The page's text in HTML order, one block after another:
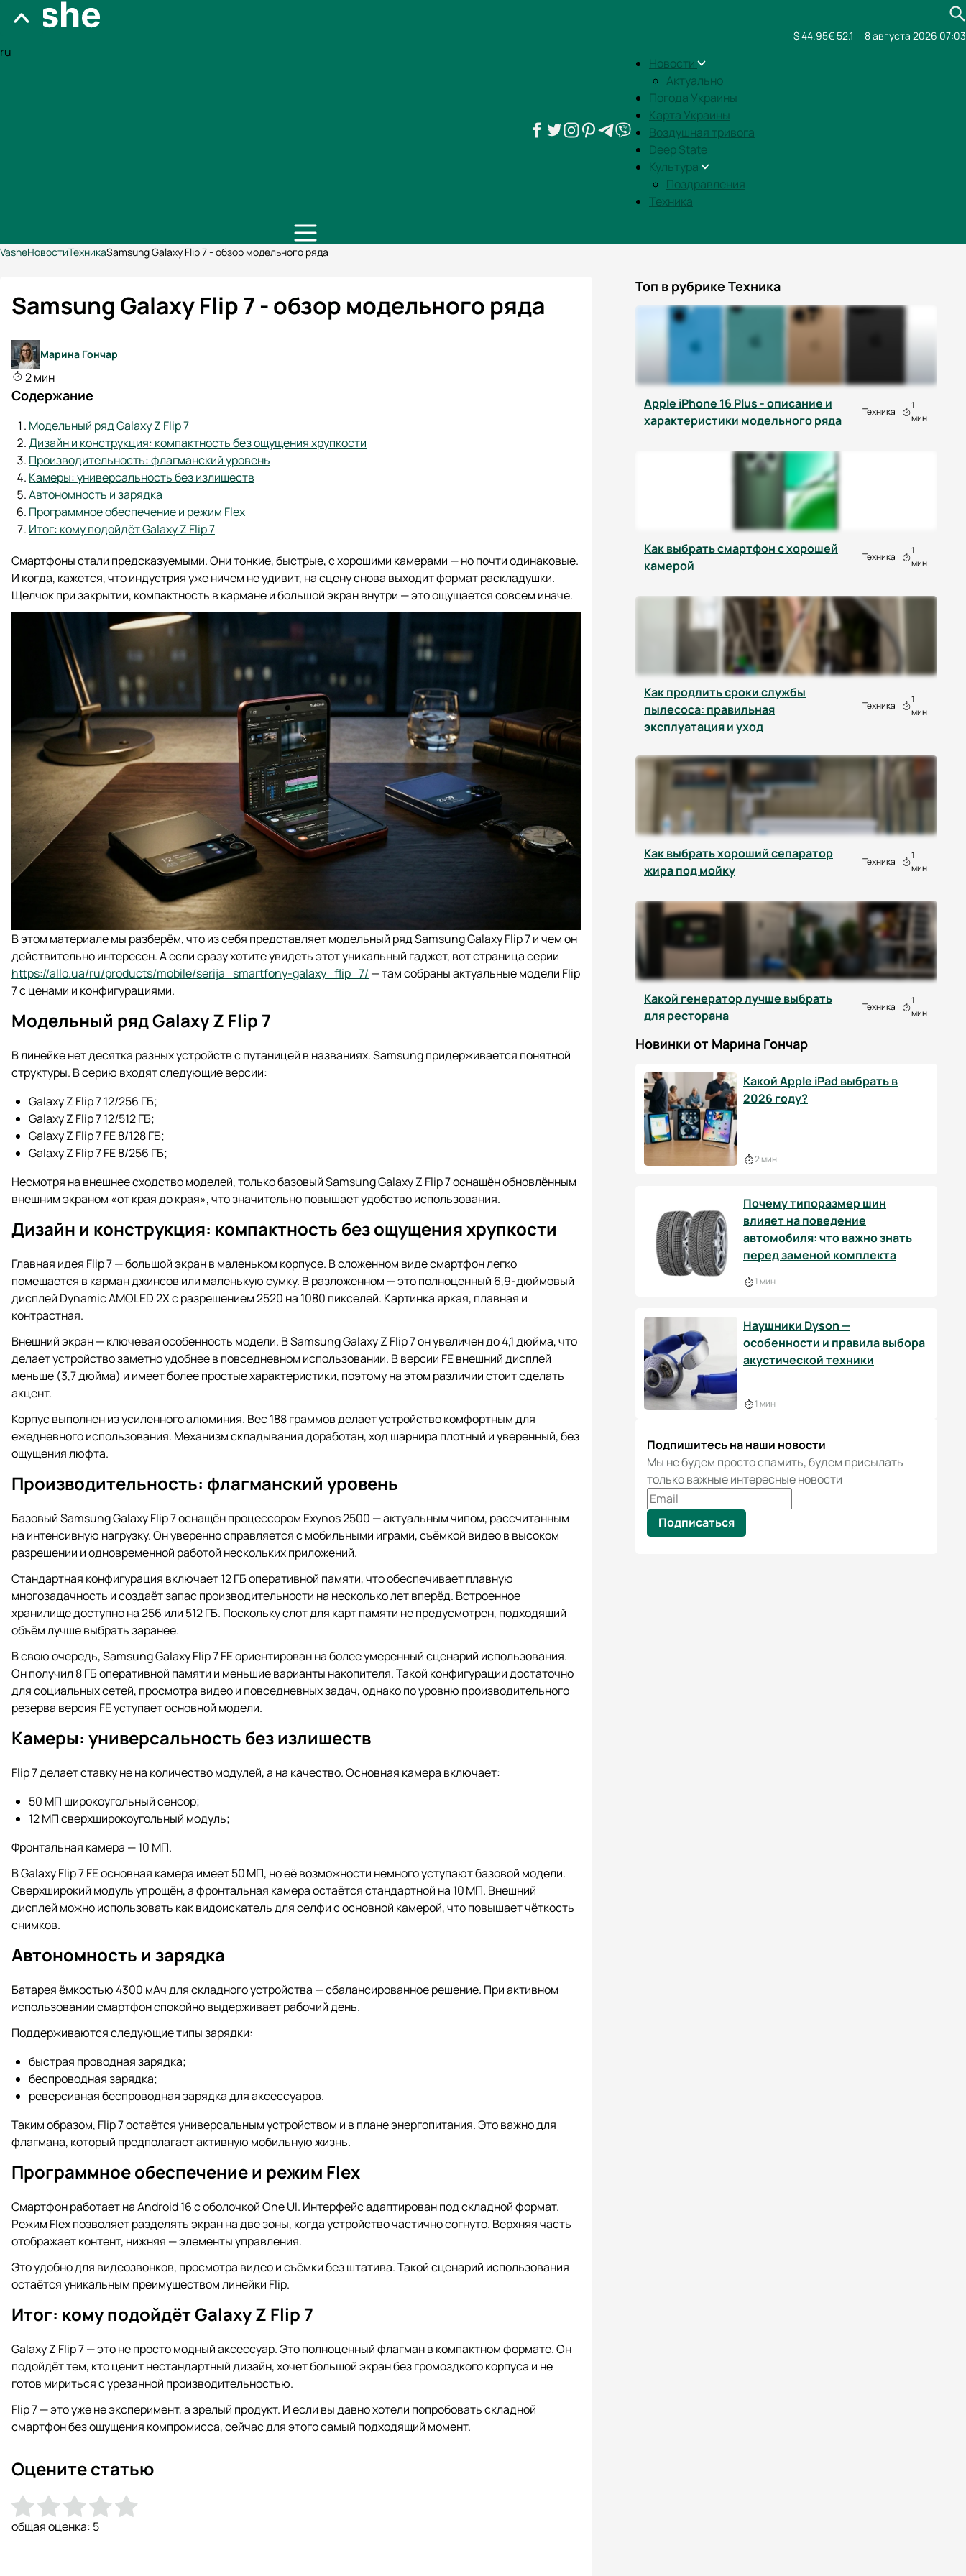
ru
Новости
Актуально
Погода Украины
Карта Украины
Воздушная тривога
Deep State
Культура
Поздравления
Техника
$ 44.95€ 52.1 8 августа 2026 07:03
VasheНовостиТехникаSamsung Galaxy Flip 7 - обзор модельного ряда
Samsung Galaxy Flip 7 - обзор модельного ряда
Марина Гончар
2 мин
Содержание
Модельный ряд Galaxy Z Flip 7
Дизайн и конструкция: компактность без ощущения хрупкости
Производительность: флагманский уровень
Камеры: универсальность без излишеств
Автономность и зарядка
Программное обеспечение и режим Flex
Итог: кому подойдёт Galaxy Z Flip 7
Смартфоны стали предсказуемыми. Они тонкие, быстрые, с хорошими камерами — но почти одинаковые.
И когда, кажется, что индустрия уже ничем не удивит, на сцену снова выходит формат раскладушки.
Щелчок при закрытии, компактность в кармане и большой экран внутри — это ощущается совсем иначе.
В этом материале мы разберём, что из себя представляет модельный ряд Samsung Galaxy Flip 7 и чем он
действительно интересен. А если сразу хотите увидеть этот уникальный гаджет, вот страница серии
https://allo.ua/ru/products/mobile/serija_smartfony-galaxy_flip_7/ — там собраны актуальные модели Flip
7 с ценами и конфигурациями.
Модельный ряд Galaxy Z Flip 7
В линейке нет десятка разных устройств с путаницей в названиях. Samsung придерживается понятной
структуры. В серию входят следующие версии:
Galaxy Z Flip 7 12/256 ГБ;
Galaxy Z Flip 7 12/512 ГБ;
Galaxy Z Flip 7 FE 8/128 ГБ;
Galaxy Z Flip 7 FE 8/256 ГБ;
Несмотря на внешнее сходство моделей, только базовый Samsung Galaxy Z Flip 7 оснащён обновлённым
внешним экраном «от края до края», что значительно повышает удобство использования.
Дизайн и конструкция: компактность без ощущения хрупкости
Главная идея Flip 7 — большой экран в маленьком корпусе. В сложенном виде смартфон легко
помещается в карман джинсов или маленькую сумку. В разложенном — это полноценный 6,9-дюймовый
дисплей Dynamic AMOLED 2X с разрешением 2520 на 1080 пикселей. Картинка яркая, плавная и
контрастная.
Внешний экран — ключевая особенность модели. В Samsung Galaxy Z Flip 7 он увеличен до 4,1 дюйма, что
делает устройство заметно удобнее в повседневном использовании. В версии FE внешний дисплей
меньше (3,7 дюйма) и имеет более простые характеристики, поэтому на этом различии стоит сделать
акцент.
Корпус выполнен из усиленного алюминия. Вес 188 граммов делает устройство комфортным для
ежедневного использования. Механизм складывания доработан, ход шарнира плотный и уверенный, без
ощущения люфта.
Производительность: флагманский уровень
Базовый Samsung Galaxy Flip 7 оснащён процессором Exynos 2500 — актуальным чипом, рассчитанным
на интенсивную нагрузку. Он уверенно справляется с мобильными играми, съёмкой видео в высоком
разрешении и одновременной работой нескольких приложений.
Стандартная конфигурация включает 12 ГБ оперативной памяти, что обеспечивает плавную
многозадачность и создаёт запас производительности на несколько лет вперёд. Встроенное
хранилище доступно на 256 или 512 ГБ. Поскольку слот для карт памяти не предусмотрен, подходящий
объём лучше выбрать заранее.
В свою очередь, Samsung Galaxy Flip 7 FE ориентирован на более умеренный сценарий использования.
Он получил 8 ГБ оперативной памяти и меньшие варианты накопителя. Такой конфигурации достаточно
для социальных сетей, просмотра видео и повседневных задач, однако по уровню производительного
резерва версия FE уступает основной модели.
Камеры: универсальность без излишеств
Flip 7 делает ставку не на количество модулей, а на качество. Основная камера включает:
50 МП широкоугольный сенсор;
12 МП сверхширокоугольный модуль;
Фронтальная камера — 10 МП.
В Galaxy Flip 7 FE основная камера имеет 50 МП, но её возможности немного уступают базовой модели.
Сверхширокий модуль упрощён, а фронтальная камера остаётся стандартной на 10 МП. Внешний
дисплей можно использовать как видоискатель для селфи с основной камерой, что повышает чёткость
снимков.
Автономность и зарядка
Батарея ёмкостью 4300 мАч для складного устройства — сбалансированное решение. При активном
использовании смартфон спокойно выдерживает рабочий день.
Поддерживаются следующие типы зарядки:
быстрая проводная зарядка;
беспроводная зарядка;
реверсивная беспроводная зарядка для аксессуаров.
Таким образом, Flip 7 остаётся универсальным устройством и в плане энергопитания. Это важно для
флагмана, который предполагает активную мобильную жизнь.
Программное обеспечение и режим Flex
Смартфон работает на Android 16 с оболочкой One UI. Интерфейс адаптирован под складной формат.
Режим Flex позволяет разделять экран на две зоны, когда устройство частично согнуто. Верхняя часть
отображает контент, нижняя — элементы управления.
Это удобно для видеозвонков, просмотра видео и съёмки без штатива. Такой сценарий использования
остаётся уникальным преимуществом линейки Flip.
Итог: кому подойдёт Galaxy Z Flip 7
Galaxy Z Flip 7 — это не просто модный аксессуар. Это полноценный флагман в компактном формате. Он
подойдёт тем, кто ценит нестандартный дизайн, хочет большой экран без громоздкого корпуса и не
готов мириться с урезанной производительностью.
Flip 7 — это уже не эксперимент, а зрелый продукт. И если вы давно хотели попробовать складной
смартфон без ощущения компромисса, сейчас для этого самый подходящий момент.
Оцените статью
общая оценка: 5
Топ в рубрике Техника
Apple iPhone 16 Plus - описание и
характеристики модельного ряда
Техника
1
мин
Как выбрать смартфон с хорошей
камерой
Техника
1
мин
Как продлить сроки службы
пылесоса: правильная
эксплуатация и уход
Техника
1
мин
Как выбрать хороший сепаратор
жира под мойку
Техника
1
мин
Какой генератор лучше выбрать
для ресторана
Техника
1
мин
Новинки от Марина Гончар
Какой Apple iPad выбрать в
2026 году?
2 мин
Почему типоразмер шин
влияет на поведение
автомобиля: что важно знать
перед заменой комплекта
1 мин
Наушники Dyson —
особенности и правила выбора
акустической техники
1 мин
Подпишитесь на наши новости
Мы не будем просто спамить, будем присылать
только важные интересные новости
Подписаться